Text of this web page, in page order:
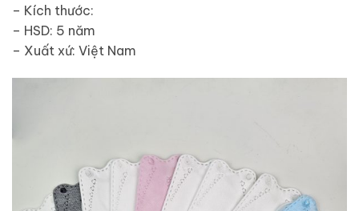
– Kích thước:
– HSD: 5 năm
– Xuất xứ: Việt Nam